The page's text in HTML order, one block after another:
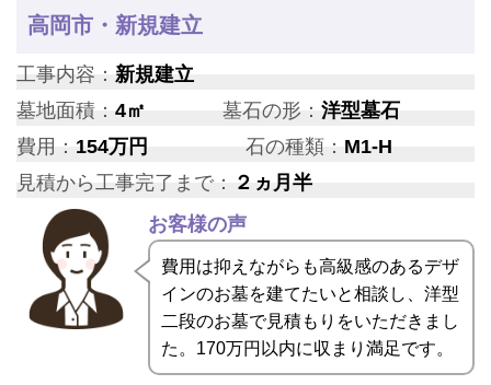
高岡市・新規建立
工事内容： 新規建立
墓地面積： 4㎡ 墓石の形：洋型墓石
費用： 154万円 石の種類： M1-H
見積から工事完了まで： ２ヵ月半
お客様の声
費用は抑えながらも高級感のあるデザ
インのお墓を建てたいと相談し、洋型
二段のお墓で見積もりをいただきまし
た。170万円以内に収まり満足です。